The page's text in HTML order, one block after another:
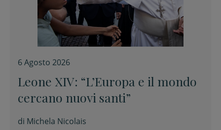
6 Agosto 2026
Leone XIV: “L’Europa e il mondo
cercano nuovi santi”
di Michela Nicolais